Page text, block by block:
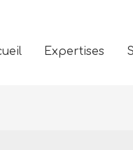
Expertises